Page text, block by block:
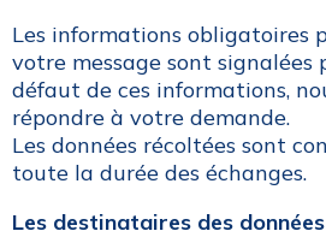
Les informations obligatoires
votre message sont signalées
défaut de ces informations,
répondre à votre demande.
Les données récoltées sont
toute la durée des échanges.
Les destinataires des données